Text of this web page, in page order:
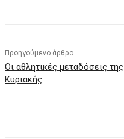
Προηγούμενο άρθρο
Οι αθλητικές μεταδόσεις της
Κυριακής